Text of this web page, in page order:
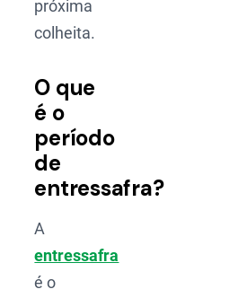
próxima
colheita.
O que
é o
período
de
entressafra?
A
entressafra
é o